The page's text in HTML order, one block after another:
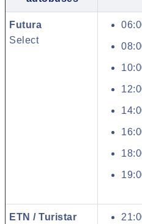
Futura
Select
ETN / Turistar